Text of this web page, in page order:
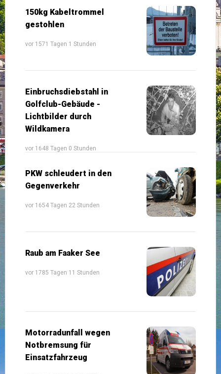
150kg Kabeltrommel
gestohlen
vor 1571 Tagen 1 Stunden
Einbruchsdiebstahl in
Golfclub-Gebäude -
Lichtbilder durch
Wildkamera
vor 1648 Tagen 0 Stunden
PKW schleudert in den
Gegenverkehr
vor 1654 Tagen 22 Stunden
Raub am Faaker See
vor 1785 Tagen 11 Stunden
Motorradunfall wegen
Notbremsung für
Einsatzfahrzeug